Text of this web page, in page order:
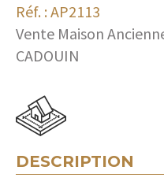
Réf. : AP2113
Vente Maison
CADOUIN
DESCRIPTION